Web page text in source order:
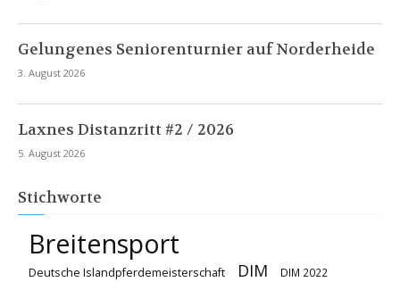
Gelungenes Seniorenturnier auf Norderheide
3. August 2026
Laxnes Distanzritt #2 / 2026
5. August 2026
Stichworte
Breitensport
Deutsche Islandpferdemeisterschaft DIM DIM 2022